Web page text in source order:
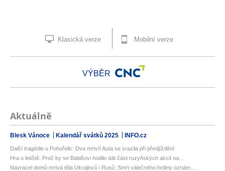
Klasická verze Mobilní verze
VÝBĚR
Aktuálně
Blesk Vánoce Kalendář svátků 2025 INFO.cz
Další tragédie u Pohořelic: Dva mrtví! Auta se srazila při předjíždění
Hra o letiště. Proč by se Babišovi hodilo dát část ruzyňských akcií na...
Navracel domů mrtvá těla Ukrajinců i Rusů: Smrt válečného hrdiny oznám...